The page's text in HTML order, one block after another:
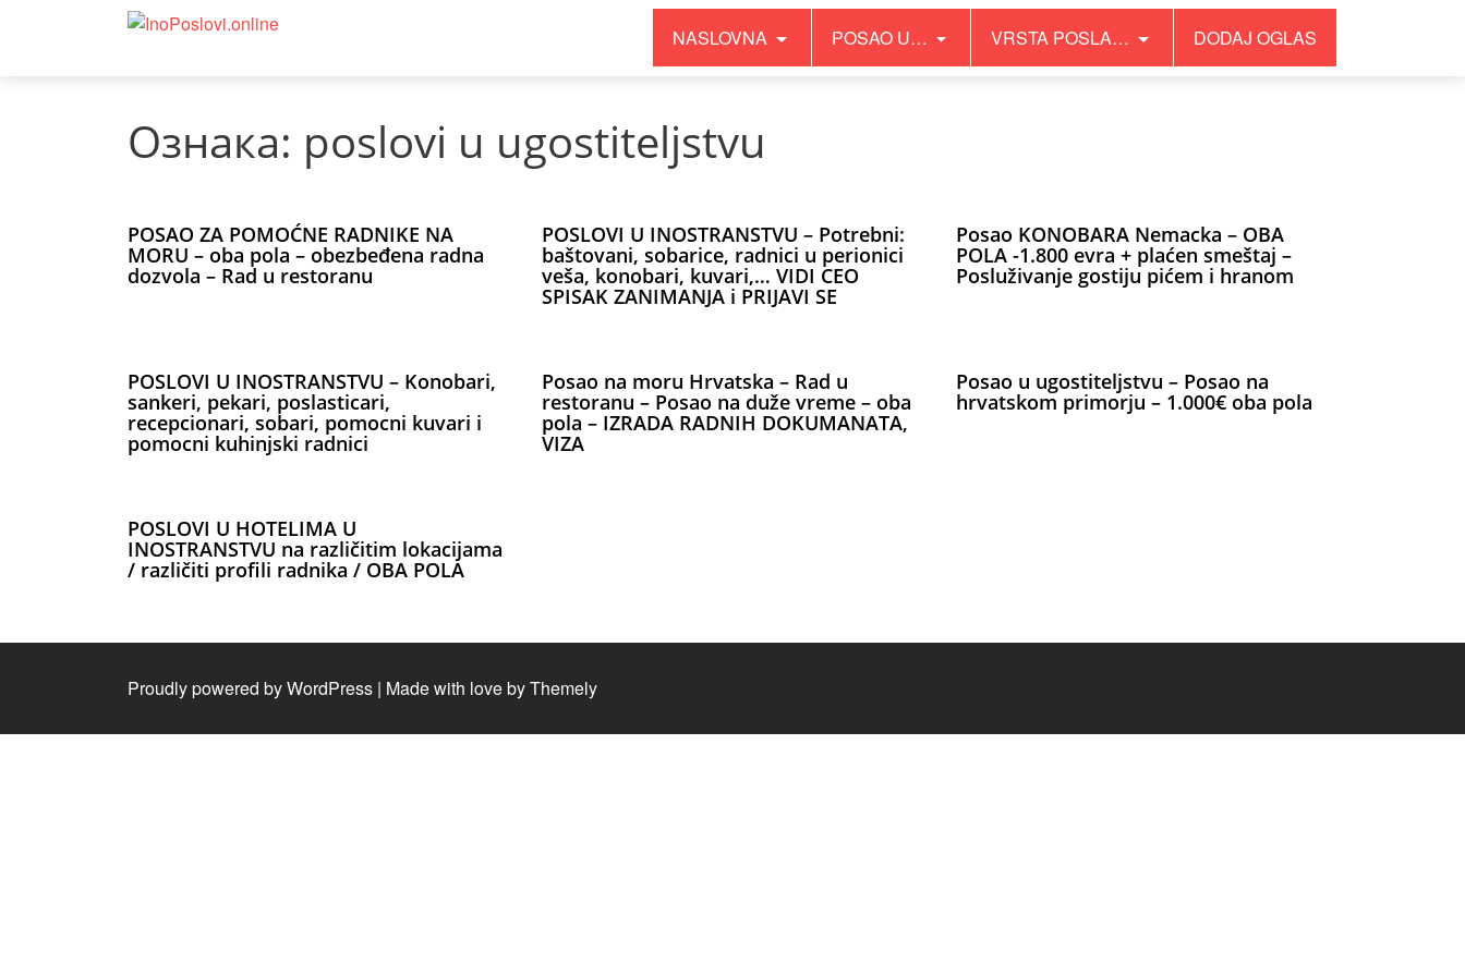
NASLOVNA POSAO U… VRSTA POSLA… DODAJ OGLAS
Ознака: poslovi u ugostiteljstvu
POSAO ZA POMOĆNE RADNIKE NA
MORU – oba pola – obezbeđena radna
dozvola – Rad u restoranu
POSLOVI U INOSTRANSTVU – Potrebni:
baštovani, sobarice, radnici u perionici
veša, konobari, kuvari,… VIDI CEO
SPISAK ZANIMANJA i PRIJAVI SE
Posao KONOBARA Nemacka – OBA
POLA -1.800 evra + plaćen smeštaj –
Posluživanje gostiju pićem i hranom
POSLOVI U INOSTRANSTVU – Konobari,
sankeri, pekari, poslasticari,
recepcionari, sobari, pomocni kuvari i
pomocni kuhinjski radnici
Posao na moru Hrvatska – Rad u
restoranu – Posao na duže vreme – oba
pola – IZRADA RADNIH DOKUMANATA,
VIZA
Posao u ugostiteljstvu – Posao na
hrvatskom primorju – 1.000€ oba pola
POSLOVI U HOTELIMA U
INOSTRANSTVU na različitim lokacijama
/ različiti profili radnika / OBA POLA
Proudly powered by WordPress | Made with love byThemely